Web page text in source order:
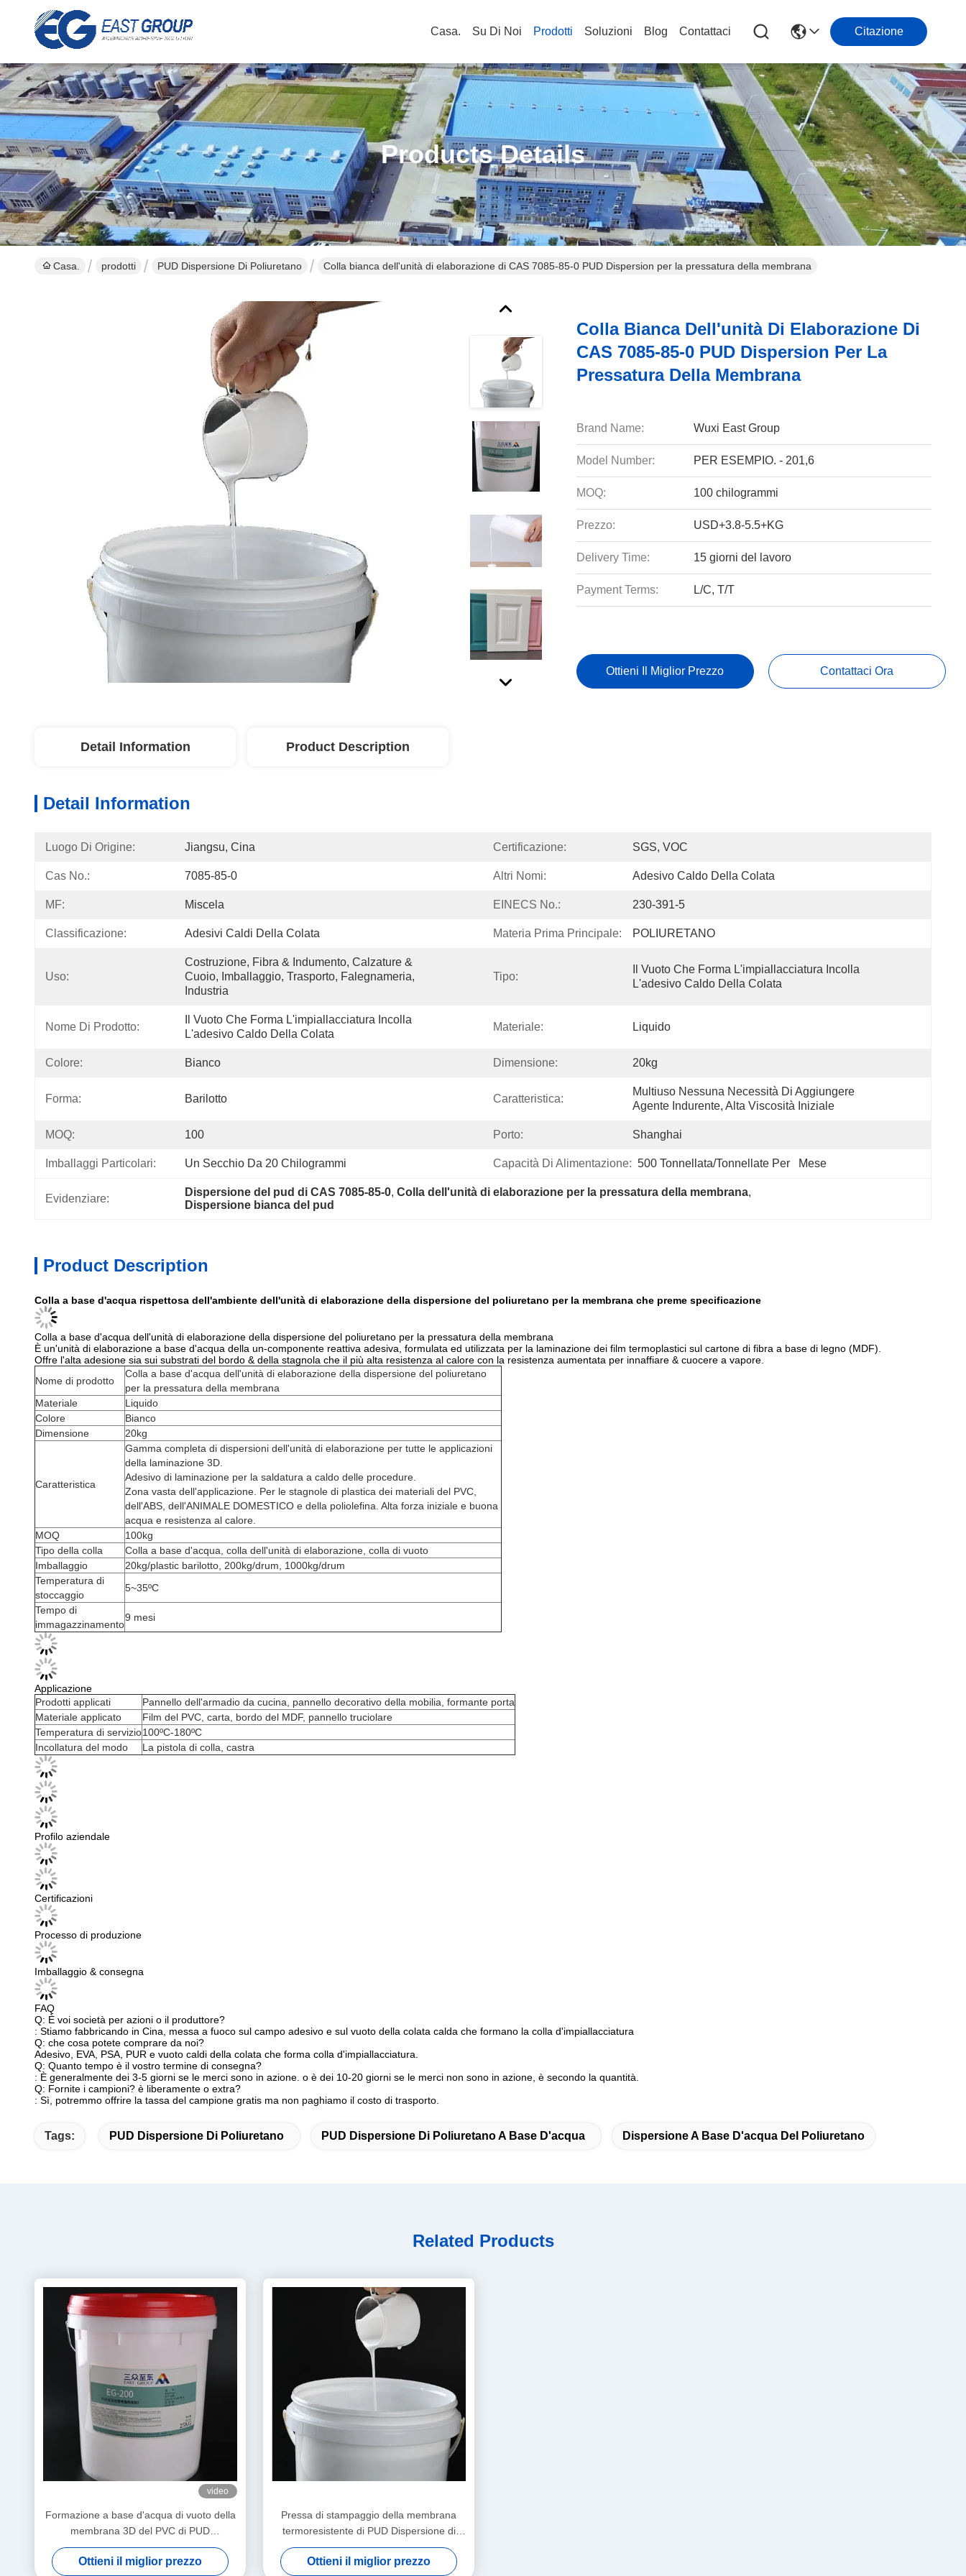
Casa. Su Di Noi Prodotti Soluzioni Blog Contattaci Citazione
Products Details
Casa. prodotti PUD Dispersione Di Poliuretano Colla bianca dell'unità di elaborazione di CAS 7085-85-0 PUD Dispersion per la pressatura della membrana
Colla Bianca Dell'unità Di Elaborazione Di
CAS 7085-85-0 PUD Dispersion Per La
Pressatura Della Membrana
Brand Name: Wuxi East Group
Model Number: PER ESEMPIO. - 201,6
MOQ: 100 chilogrammi
Prezzo: USD+3.8-5.5+KG
Delivery Time: 15 giorni del lavoro
Payment Terms: L/C, T/T
Ottieni Il Miglior Prezzo Contattaci Ora
Detail Information Product Description
Detail Information
Luogo Di Origine: Jiangsu, Cina Certificazione: SGS, VOC
Cas No.: 7085-85-0 Altri Nomi: Adesivo Caldo Della Colata
MF: Miscela EINECS No.: 230-391-5
Classificazione: Adesivi Caldi Della Colata Materia Prima Principale: POLIURETANO
Uso:
Costruzione, Fibra & Indumento, Calzature &
Cuoio, Imballaggio, Trasporto, Falegnameria,
Industria
Tipo:
Il Vuoto Che Forma L'impiallacciatura Incolla
L'adesivo Caldo Della Colata
Nome Di Prodotto:
Il Vuoto Che Forma L'impiallacciatura Incolla
L'adesivo Caldo Della Colata
Materiale: Liquido
Colore: Bianco Dimensione: 20kg
Forma: Barilotto Caratteristica:
Multiuso Nessuna Necessità Di Aggiungere
Agente Indurente, Alta Viscosità Iniziale
MOQ: 100 Porto: Shanghai
Imballaggi Particolari: Un Secchio Da 20 Chilogrammi Capacità Di Alimentazione: 500 Tonnellata/tonnellate Per   Mese
Evidenziare:
Dispersione del pud di CAS 7085-85-0, Colla dell'unità di elaborazione per la pressatura della membrana,
Dispersione bianca del pud
Product Description
Colla a base d'acqua rispettosa dell'ambiente dell'unità di elaborazione della dispersione del poliuretano per la membrana che preme specificazione
Colla a base d'acqua dell'unità di elaborazione della dispersione del poliuretano per la pressatura della membrana
È un'unità di elaborazione a base d'acqua della un-componente reattiva adesiva, formulata ed utilizzata per la laminazione dei film termoplastici sul cartone di fibra a base di legno (MDF).
Offre l'alta adesione sia sui substrati del bordo & della stagnola che il più alta resistenza al calore con la resistenza aumentata per innaffiare & cuocere a vapore.
Nome di prodotto
Colla a base d'acqua dell'unità di elaborazione della dispersione del poliuretano
per la pressatura della membrana
Materiale
Liquido
Colore
Bianco
Dimensione
20kg
Caratteristica
Gamma completa di dispersioni dell'unità di elaborazione per tutte le applicazioni
della laminazione 3D.
Adesivo di laminazione per la saldatura a caldo delle procedure.
Zona vasta dell'applicazione. Per le stagnole di plastica dei materiali del PVC,
dell'ABS, dell'ANIMALE DOMESTICO e della poliolefina. Alta forza iniziale e buona
acqua e resistenza al calore.
MOQ
100kg
Tipo della colla
Colla a base d'acqua, colla dell'unità di elaborazione, colla di vuoto
Imballaggio
20kg/plastic barilotto, 200kg/drum, 1000kg/drum
Temperatura di
stoccaggio
5~35ºC
Tempo di
immagazzinamento
9 mesi
Applicazione
Prodotti applicati
Pannello dell'armadio da cucina, pannello decorativo della mobilia, formante porta
Materiale applicato
Film del PVC, carta, bordo del MDF, pannello truciolare
Temperatura di servizio100ºC-180ºC
Incollatura del modo
La pistola di colla, castra
Profilo aziendale
Certificazioni
Processo di produzione
Imballaggio & consegna
FAQ
Q: È voi società per azioni o il produttore?
: Stiamo fabbricando in Cina, messa a fuoco sul campo adesivo e sul vuoto della colata calda che formano la colla d'impiallacciatura
Q: che cosa potete comprare da noi?
Adesivo, EVA, PSA, PUR e vuoto caldi della colata che forma colla d'impiallacciatura.
Q: Quanto tempo è il vostro termine di consegna?
: È generalmente dei 3-5 giorni se le merci sono in azione. o è dei 10-20 giorni se le merci non sono in azione, è secondo la quantità.
Q: Fornite i campioni? è liberamente o extra?
: Sì, potremmo offrire la tassa del campione gratis ma non paghiamo il costo di trasporto.
Tags: PUD Dispersione Di Poliuretano PUD Dispersione Di Poliuretano A Base D'acqua Dispersione A Base D'acqua Del Poliuretano
Related Products
video
Formazione a base d'acqua di vuoto della
membrana 3D del PVC di PUD
Dispersione di poliuretano della colla di
legno
Ottieni il miglior prezzo
Pressa di stampaggio della membrana
termoresistente di PUD Dispersione di
poliuretano For Vacuum
Ottieni il miglior prezzo